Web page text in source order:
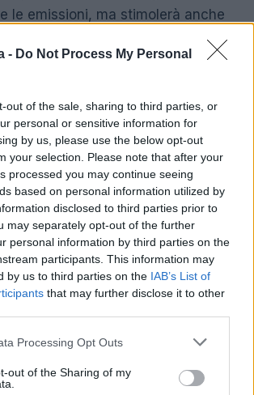
- Do Not Process My Personal
out of the sale, sharing to third parties, or
personal or sensitive information for
by us, please use the below opt-out
your selection. Please note that after your
processed you may continue seeing
based on personal information utilized by
disclosed to third parties prior to
may separately opt-out of the further
personal information by third parties on the
participants. This information may
by us to third parties on the IAB’s List of
that may further disclose it to other
this website/app uses one or more Google
visit or usage behaviour. You may click to
to Google and its third-party tags to
Processing Opt Outs
out of the Sharing of my
le emissioni, ma stimolerà anche
È tempo di agire e di non
promuovere politiche pubbliche che
efficienza economica e